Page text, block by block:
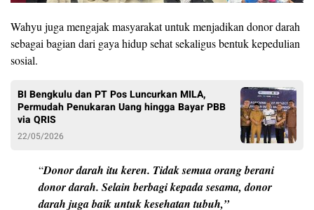
Wahyu juga mengajak masyarakat untuk menjadikan donor darah
sebagai bagian dari gaya hidup sehat sekaligus bentuk kepedulian
sosial.
BI Bengkulu dan PT Pos Luncurkan MILA,
Permudah Penukaran Uang hingga Bayar PBB
via QRIS
22/05/2026
“Donor darah itu keren. Tidak semua orang berani
donor darah. Selain berbagi kepada sesama, donor
darah juga baik untuk kesehatan tubuh,”